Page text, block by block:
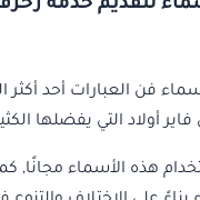
لتقديم خدمة
فن العبارات أحد أكثر
أولاد التي يفضلها
هذه الأسماء مجانًا, كما